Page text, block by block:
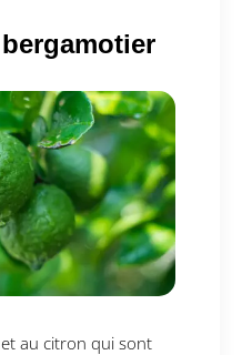
au citron qui sont